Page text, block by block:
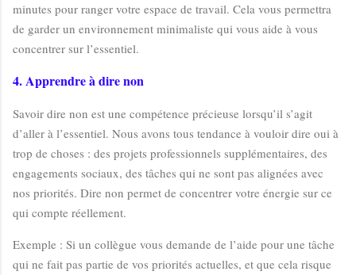
minutes pour ranger votre espace de travail. Cela vous permettra
de garder un environnement minimaliste qui vous aide à vous
concentrer sur l’essentiel.
4. Apprendre à dire non
Savoir dire non est une compétence précieuse lorsqu’il s’agit
d’aller à l’essentiel. Nous avons tous tendance à vouloir dire oui à
trop de choses : des projets professionnels supplémentaires, des
engagements sociaux, des tâches qui ne sont pas alignées avec
nos priorités. Dire non permet de concentrer votre énergie sur ce
qui compte réellement.
Exemple : Si un collègue vous demande de l’aide pour une tâche
qui ne fait pas partie de vos priorités actuelles, et que cela risque